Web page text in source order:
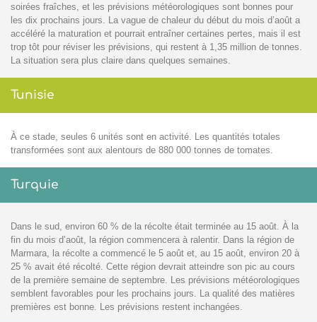
soirées fraîches, et les prévisions météorologiques sont bonnes pour
les dix prochains jours. La vague de chaleur du début du mois d’août a
accéléré la maturation et pourrait entraîner certaines pertes, mais il est
trop tôt pour réviser les prévisions, qui restent à 1,35 million de tonnes.
La situation sera plus claire dans quelques semaines.
Tunisie
À ce stade, seules 6 unités sont en activité. Les quantités totales
transformées sont aux alentours de 880 000 tonnes de tomates.
Turquie
Dans le sud, environ 60 % de la récolte était terminée au 15 août. À la
fin du mois d’août, la région commencera à ralentir. Dans la région de
Marmara, la récolte a commencé le 5 août et, au 15 août, environ 20 à
25 % avait été récolté. Cette région devrait atteindre son pic au cours
de la première semaine de septembre. Les prévisions météorologiques
semblent favorables pour les prochains jours. La qualité des matières
premières est bonne. Les prévisions restent inchangées.